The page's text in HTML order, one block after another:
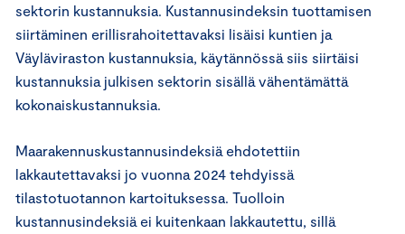
sektorin kustannuksia. Kustannusindeksin tuottamisen
siirtäminen erillisrahoitettavaksi lisäisi kuntien ja
Väyläviraston kustannuksia, käytännössä siis siirtäisi
kustannuksia julkisen sektorin sisällä vähentämättä
kokonaiskustannuksia.
Maarakennuskustannusindeksiä ehdotettiin
lakkautettavaksi jo vuonna 2024 tehdyissä
tilastotuotannon kartoituksessa. Tuolloin
kustannusindeksiä ei kuitenkaan lakkautettu, sillä